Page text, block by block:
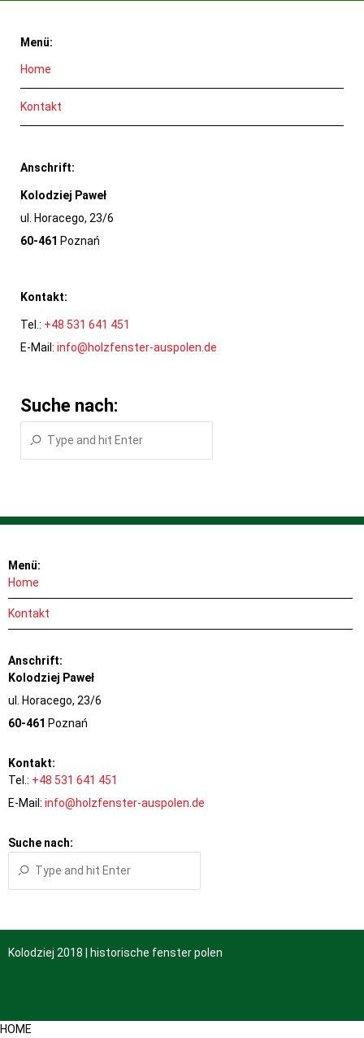
Menü:
Home
Kontakt
Anschrift:
Kolodziej Paweł
ul. Horacego, 23/6
60-461 Poznań
Kontakt:
Tel.: +48 531 641 451
E-Mail: info@holzfenster-auspolen.de
Suche nach:
Menü:
Home
Kontakt
Anschrift:
Kolodziej Paweł
ul. Horacego, 23/6
60-461 Poznań
Kontakt:
Tel.: +48 531 641 451
E-Mail: info@holzfenster-auspolen.de
Suche nach:
Kolodziej 2018 | historische fenster polen
HOME